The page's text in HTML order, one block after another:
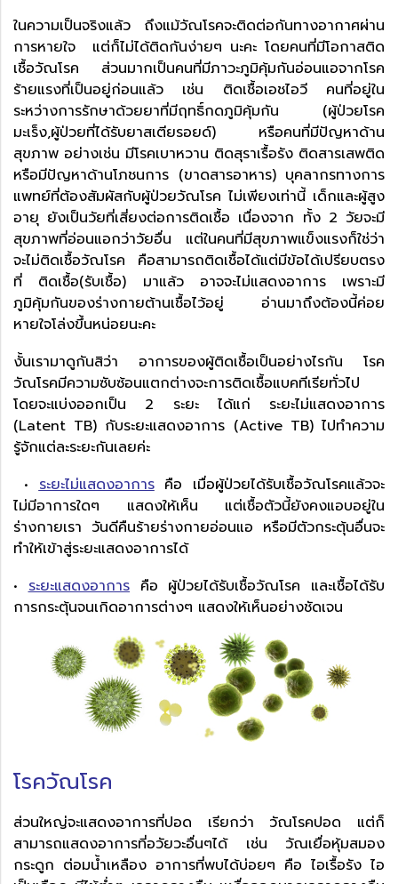
ในความเป็นจริงแล้ว ถึงแม้วัณโรคจะติดต่อกันทางอากาศผ่าน
การหายใจ แต่ก็ไม่ได้ติดกันง่ายๆ นะคะ โดยคนที่มีโอกาสติด
เชื้อวัณโรค ส่วนมากเป็นคนที่มีภาวะภูมิคุ้มกันอ่อนแอจากโรค
ร้ายแรงที่เป็นอยู่ก่อนแล้ว เช่น ติดเชื้อเอชไอวี คนที่อยู่ใน
ระหว่างการรักษาด้วยยาที่มีฤทธิ์กดภูมิคุ้มกัน (ผู้ป่วยโรค
มะเร็ง,ผู้ป่วยที่ได้รับยาสเตียรอยด์) หรือคนที่มีปัญหาด้าน
สุขภาพ อย่างเช่น มีโรคเบาหวาน ติดสุราเรื้อรัง ติดสารเสพติด
หรือมีปัญหาด้านโภชนการ (ขาดสารอาหาร) บุคลากรทางการ
แพทย์ที่ต้องสัมผัสกับผู้ป่วยวัณโรค ไม่เพียงเท่านี้ เด็กและผู้สูง
อายุ ยังเป็นวัยที่เสี่ยงต่อการติดเชื้อ เนื่องจาก ทั้ง 2 วัยจะมี
สุขภาพที่อ่อนแอกว่าวัยอื่น แต่ในคนที่มีสุขภาพแข็งแรงก็ใช่ว่า
จะไม่ติดเชื้อวัณโรค คือสามารถติดเชื้อได้แต่มีข้อได้เปรียบตรง
ที่ ติดเชื้อ(รับเชื้อ) มาแล้ว อาจจะไม่แสดงอาการ เพราะมี
ภูมิคุ้มกันของร่างกายต้านเชื้อไว้อยู่ อ่านมาถึงต้องนี้ค่อย
หายใจโล่งขึ้นหน่อยนะคะ
งั้นเรามาดูกันสิว่า อาการของผู้ติดเชื้อเป็นอย่างไรกัน โรค
วัณโรคมีความซับซ้อนแตกต่างจะการติดเชื้อแบคทีเรียทั่วไป
โดยจะแบ่งออกเป็น 2 ระยะ ได้แก่ ระยะไม่แสดงอาการ
(Latent TB) กับระยะแสดงอาการ (Active TB) ไปทำความ
รู้จักแต่ละระยะกันเลยค่ะ
• ระยะไม่แสดงอาการคือ เมื่อผู้ป่วยได้รับเชื้อวัณโรคแล้วจะ
ไม่มีอาการใดๆ แสดงให้เห็น แต่เชื้อตัวนี้ยังคงแอบอยู่ใน
ร่างกายเรา วันดีคืนร้ายร่างกายอ่อนแอ หรือมีตัวกระตุ้นอื่นจะ
ทำให้เข้าสู่ระยะแสดงอาการได้
• ระยะแสดงอาการคือ ผู้ป่วยได้รับเชื้อวัณโรค และเชื้อได้รับ
การกระตุ้นจนเกิดอาการต่างๆ แสดงให้เห็นอย่างชัดเจน
โรควัณโรค
ส่วนใหญ่จะแสดงอาการที่ปอด เรียกว่า วัณโรคปอด แต่ก็
สามารถแสดงอาการที่อวัยวะอื่นๆได้ เช่น วัณเยื่อหุ้มสมอง
กระดูก ต่อมน้ำเหลือง อาการที่พบได้บ่อยๆ คือ ไอเรื้อรัง ไอ